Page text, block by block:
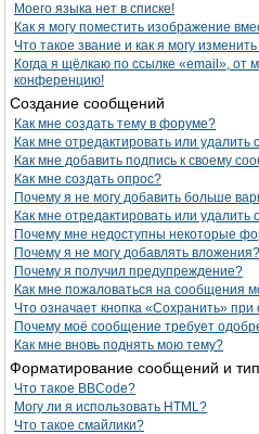
Моего языка нет в списке!
Как я могу поместить изображение
Что такое звание и как я могу изменить
Когда я щёлкаю по ссылке «email», от
конференцию!
Создание сообщений
Как мне создать тему в форуме?
Как мне отредактировать или
Как мне добавить подпись к своему
Как мне создать опрос?
Почему я не могу добавить больше
Как мне отредактировать или удалить
Почему мне недоступны некоторые
Почему я не могу добавлять вложения?
Почему я получил предупреждение?
Как мне пожаловаться на сообщения
Что означает кнопка «Сохранить»
Почему моё сообщение требует
Как мне вновь поднять мою тему?
Форматирование сообщений и
Что такое BBCode?
Могу ли я использовать HTML?
Что такое смайлики?